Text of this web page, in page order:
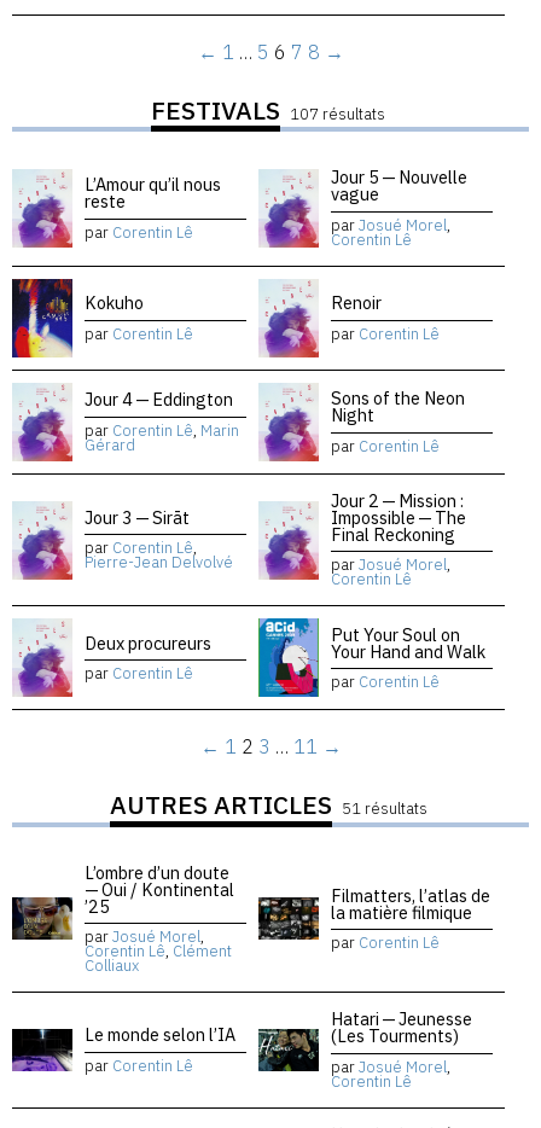
← 1 … 5 6 7 8 →
FESTIVALS 107 résultats
L’Amour qu’il nous
reste
par Corentin Lê
Jour 5 — Nouvelle
vague
parJosué Morel,
Corentin Lê
Kokuho
par Corentin Lê
Renoir
par Corentin Lê
Jour 4 — Eddington
par Corentin Lê, Marin
Gérard
Sons of the Neon
Night
par Corentin Lê
Jour 3 — Sirāt
par Corentin Lê,
Pierre-Jean Delvolvé
Jour 2 — Mission :
Impossible — The
Final Reckoning
parJosué Morel,
Corentin Lê
Deux procureurs
par Corentin Lê
Put Your Soul on
Your Hand and Walk
par Corentin Lê
← 1 2 3 … 11 →
AUTRES ARTICLES 51 résultats
L’ombre d’un doute
— Oui / Kontinental
’25
parJosué Morel,
Corentin Lê, Clément
Colliaux
Filmatters, l’atlas de
la matière filmique
par Corentin Lê
Le monde selon l’IA
par Corentin Lê
Hatari — Jeunesse
(Les Tourments)
parJosué Morel,
Corentin Lê